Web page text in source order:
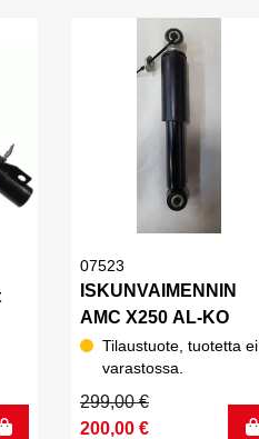
07523
ISKUNVAIMENNIN
AMC X250 AL-KO
Tilaustuote, tuotetta ei
varastossa.
299,00€
Alkuperäinen
hinta
200,00 €
Nykyinen
hinta